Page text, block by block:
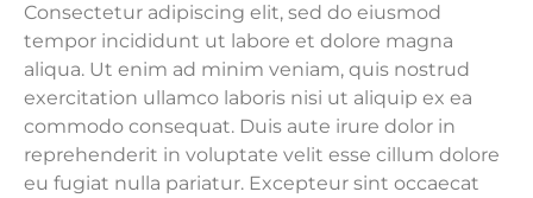
Consectetur adipiscing elit, sed do eiusmod
tempor incididunt ut labore et dolore magna
aliqua. Ut enim ad minim veniam, quis nostrud
exercitation ullamco laboris nisi ut aliquip ex ea
commodo consequat. Duis aute irure dolor in
reprehenderit in voluptate velit esse cillum dolore
eu fugiat nulla pariatur. Excepteur sint occaecat